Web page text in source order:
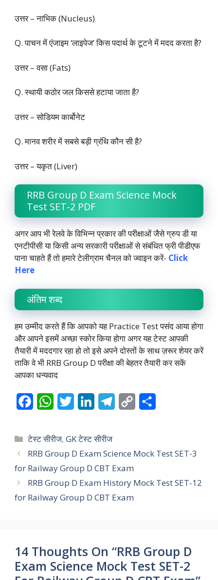
उत्तर – नाभिक (Nucleus)
Q. पाचन में एंजाइम ‘लाइपेज’ किस पदार्थ के टूटने में मदद करता है?
उत्तर – वसा (Fats)
Q. स्थायी कठोर जल किससे हटाया जाता है?
उत्तर – सोडियम कार्बोनेट
Q. मानव शरीर में सबसे बड़ी ग्रंथि कौन सी है?
उत्तर – यकृत (Liver)
RRB Group D Exam Science Mock
Test SET-2 PDF
अगर आप भी रेलवे के विभिन्न प्रकार की परीक्षाओं जैसे ग्रुप डी या
एनटीपीसी या किसी अन्य सरकारी परीक्षाओं से संबंधित फ्री पीडीएफ
पाना चाहते हैं तो हमारे टेलीग्राम चैनल को ज्वाइन करें- Click
Here
अंतिम शब्द
हम उम्मीद करते हैं कि आपको यह Practice Test पसंद आया होगा
और आपने इसमें अच्छा स्कोर किया होगा अगर यह टेस्ट आपकी
तैयारी में मददगार रहा हो तो इसे अपने दोस्तों के साथ ज़रूर शेयर करें
ताकि वे भी RRB Group D परीक्षा की बेहतर तैयारी कर सकें
आपका धन्यवाद
c
e
b
o
o
W
a
t
s
A
p
i
t
t
e
r
n
k
e
d
I
e
g
r
a
y
i
r
Categories
टेस्ट सीरीज,GK टेस्ट सीरीज
RRB Group D Exam Science Mock Test SET-3
for Railway Group D CBT Exam
RRB Group D Exam History Mock Test SET-12
for Railway Group D CBT Exam
14 Thoughts On “RRB Group D
Exam Science Mock Test SET-2